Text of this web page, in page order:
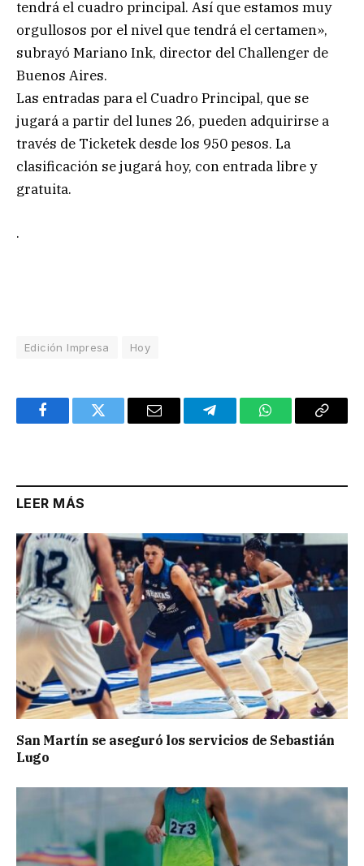
tendrá el cuadro principal. Así que estamos muy
orgullosos por el nivel que tendrá el certamen»,
subrayó Mariano Ink, director del Challenger de
Buenos Aires.
Las entradas para el Cuadro Principal, que se
jugará a partir del lunes 26, pueden adquirirse a
través de Ticketek desde los 950 pesos. La
clasificación se jugará hoy, con entrada libre y
gratuita.
.
Edición Impresa Hoy
FacebookTwitter Email TelegramWhatsAppCopy
LEER MÁS
San Martín se aseguró los servicios de Sebastián
Lugo